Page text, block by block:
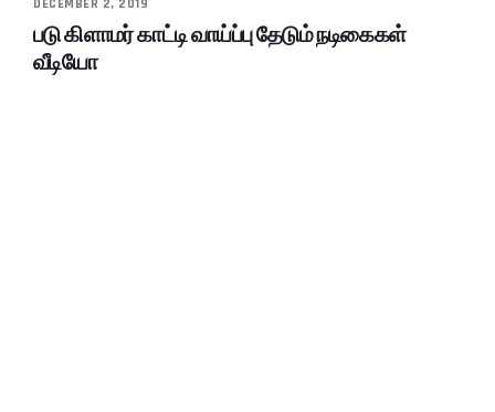
DECEMBER 2, 2019
படு கிளாமர் காட்டி வாய்ப்பு தேடும் நடிகைகள்
வீடியோ